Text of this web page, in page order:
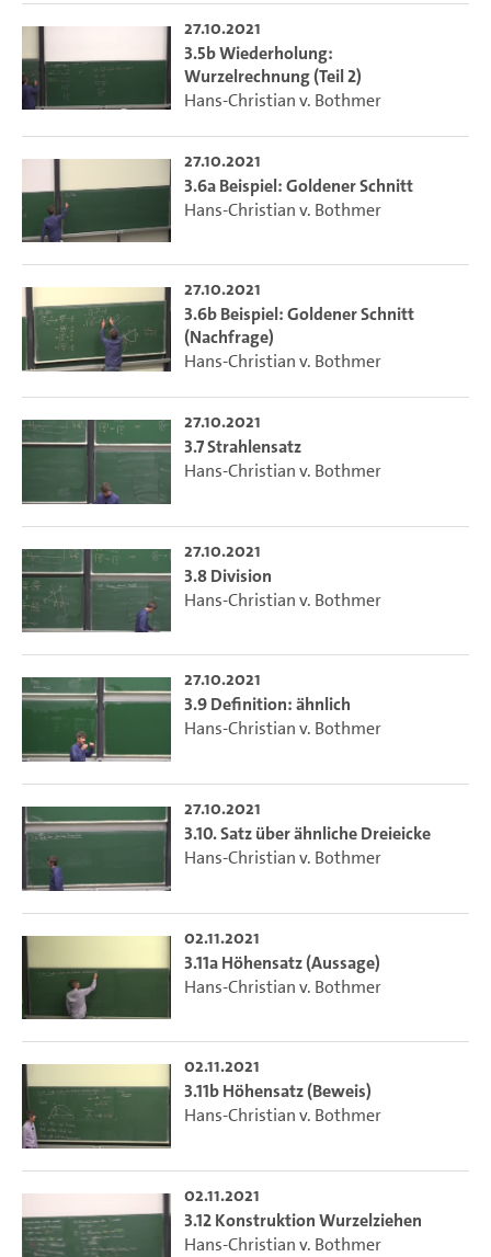
27.10.2021
3.5b Wiederholung:
Wurzelrechnung (Teil 2)
Hans-Christian v. Bothmer
27.10.2021
3.6a Beispiel: Goldener Schnitt
Hans-Christian v. Bothmer
27.10.2021
3.6b Beispiel: Goldener Schnitt
(Nachfrage)
Hans-Christian v. Bothmer
27.10.2021
3.7 Strahlensatz
Hans-Christian v. Bothmer
27.10.2021
3.8 Division
Hans-Christian v. Bothmer
27.10.2021
3.9 Definition: ähnlich
Hans-Christian v. Bothmer
27.10.2021
3.10. Satz über ähnliche Dreieicke
Hans-Christian v. Bothmer
02.11.2021
3.11a Höhensatz (Aussage)
Hans-Christian v. Bothmer
02.11.2021
3.11b Höhensatz (Beweis)
Hans-Christian v. Bothmer
02.11.2021
3.12 Konstruktion Wurzelziehen
Hans-Christian v. Bothmer